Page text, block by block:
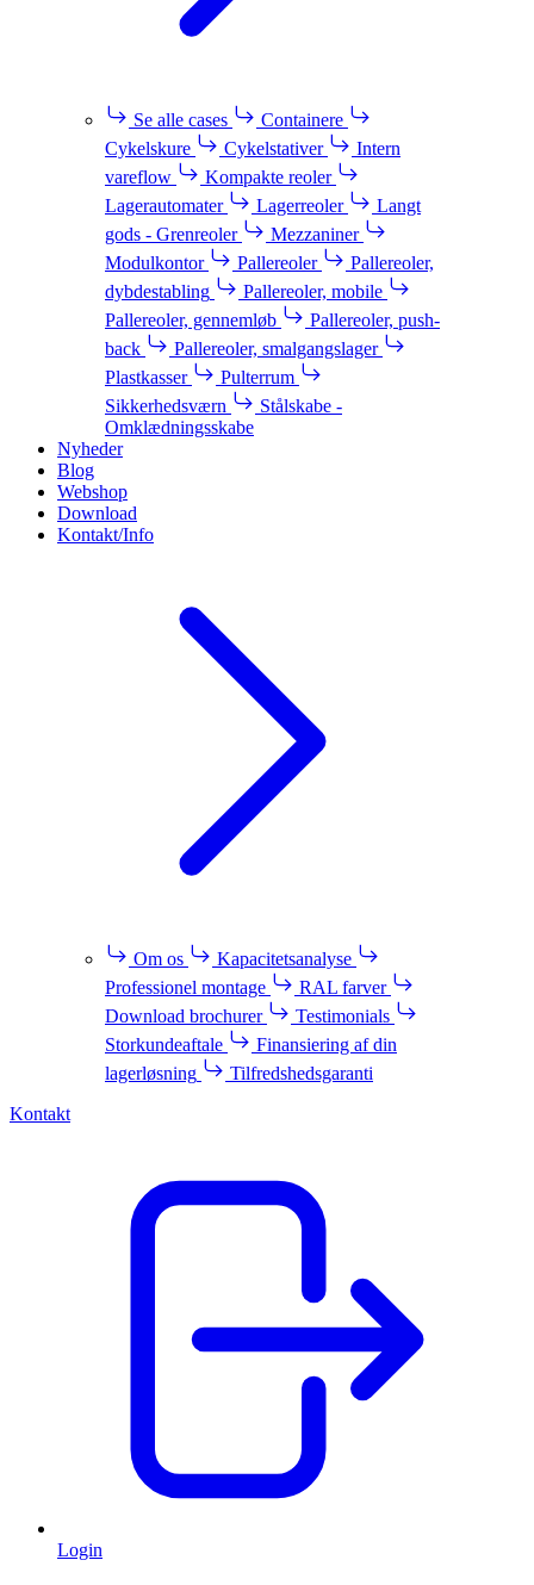
Se alle cases
Containere
Cykelskure
Cykelstativer
Intern
vareflow
Kompakte reoler
Lagerautomater
Lagerreoler
Langt
gods - Grenreoler
Mezzaniner
Modulkontor
Pallereoler
Pallereoler,
dybdestabling
Pallereoler, mobile
Pallereoler, gennemløb
Pallereoler, push-
back
Pallereoler, smalgangslager
Plastkasser
Pulterrum
Sikkerhedsværn
Stålskabe -
Omklædningsskabe
Nyheder
Blog
Webshop
Download
Kontakt/Info
Om os
Kapacitetsanalyse
Professionel montage
RAL farver
Download brochurer
Testimonials
Storkundeaftale
Finansiering af din
lagerløsning
Tilfredshedsgaranti
Kontakt
Login